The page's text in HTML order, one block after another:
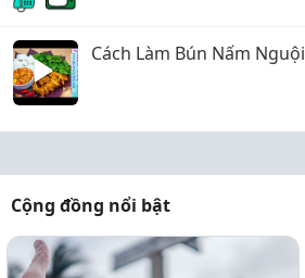
Cách Làm Bún Nấm Nguội
Cộng đồng nổi bật